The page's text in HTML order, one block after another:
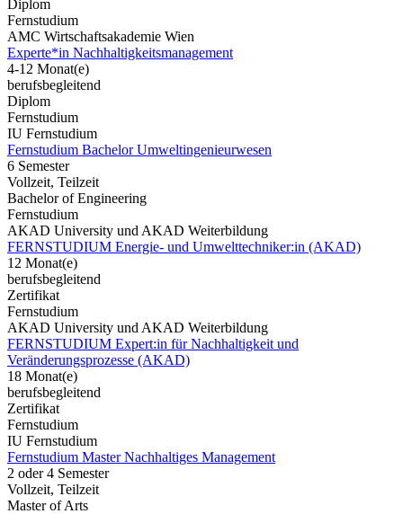
Diplom
Fernstudium
AMC Wirtschaftsakademie Wien
Experte*in Nachhaltigkeitsmanagement
4-12 Monat(e)
berufsbegleitend
Diplom
Fernstudium
IU Fernstudium
Fernstudium Bachelor Umweltingenieurwesen
6 Semester
Vollzeit, Teilzeit
Bachelor of Engineering
Fernstudium
AKAD University und AKAD Weiterbildung
FERNSTUDIUM Energie- und Umwelttechniker:in (AKAD)
12 Monat(e)
berufsbegleitend
Zertifikat
Fernstudium
AKAD University und AKAD Weiterbildung
FERNSTUDIUM Expert:in für Nachhaltigkeit und
Veränderungsprozesse (AKAD)
18 Monat(e)
berufsbegleitend
Zertifikat
Fernstudium
IU Fernstudium
Fernstudium Master Nachhaltiges Management
2 oder 4 Semester
Vollzeit, Teilzeit
Master of Arts